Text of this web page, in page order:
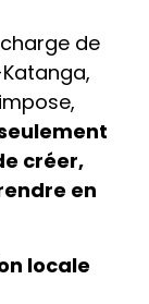
de
créer,
en
locale